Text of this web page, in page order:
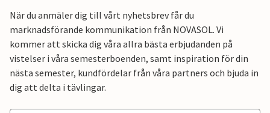
När du anmäler dig till vårt nyhetsbrev får du
marknadsförande kommunikation från NOVASOL. Vi
kommer att skicka dig våra allra bästa erbjudanden på
vistelser i våra semesterboenden, samt inspiration för din
nästa semester, kundfördelar från våra partners och bjuda in
dig att delta i tävlingar.